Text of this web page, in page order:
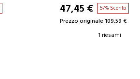
47,45 € 57% Sconto
Prezzo originale 109,59 €
1 riesami